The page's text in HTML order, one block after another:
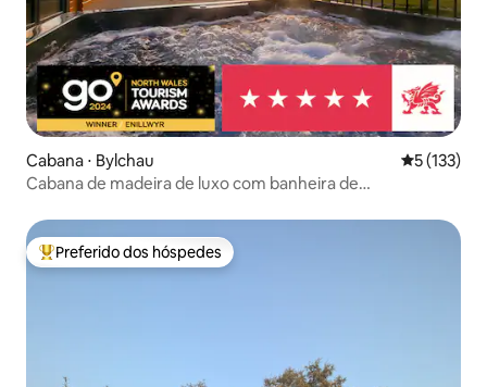
Cabana ⋅ Bylchau 5 de uma
5 (133)
Cabana de madeira de luxo com banheira de
Entre os melhores preferidos dos hóspedes
Preferido dos hóspedes